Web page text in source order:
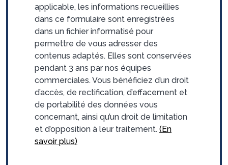
applicable, les informations recueillies
dans ce formulaire sont enregistrées
dans un fichier informatisé pour
permettre de vous adresser des
contenus adaptés. Elles sont conservées
pendant 3 ans par nos équipes
commerciales. Vous bénéficiez d’un droit
d’accès, de rectification, d’effacement et
de portabilité des données vous
concernant, ainsi qu’un droit de limitation
et d’opposition à leur traitement. (En
savoir plus)